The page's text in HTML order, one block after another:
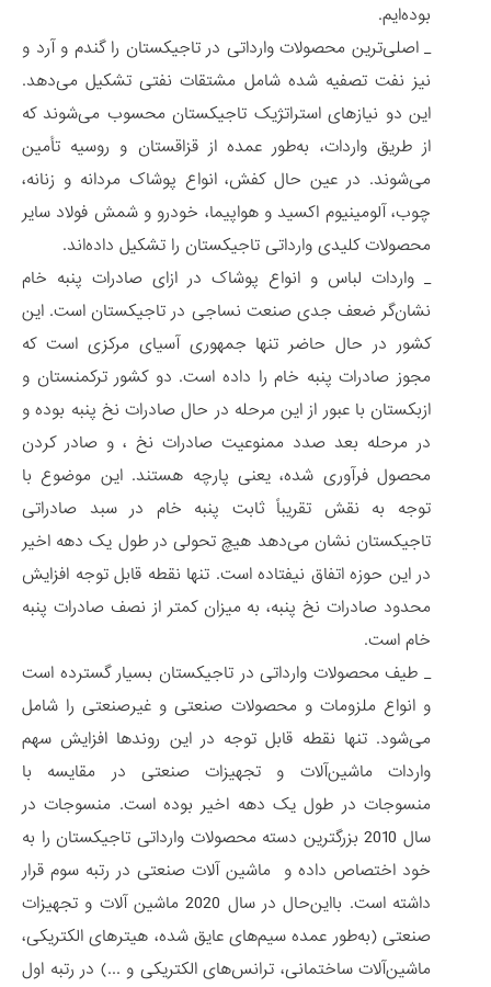
بوده‌ایم.
_ اصلی‌ترین محصولات وارداتی در تاجیکستان را گندم و آرد و
نیز نفت تصفیه شده شامل مشتقات نفتی تشکیل می‌دهد.
این دو نیازهای استراتژیک تاجیکستان محسوب می‌شوند که
از طریق واردات، به‌طور عمده از قزاقستان و روسیه تأمین
می‌شوند. در عین حال کفش، انواع پوشاک مردانه و زنانه،
چوب، آلومینیوم اکسید و هواپیما، خودرو و شمش فولاد سایر
محصولات کلیدی وارداتی تاجیکستان را تشکیل داده‌اند.
_ واردات لباس و انواع پوشاک در ازای صادرات پنبه خام
نشان‌گر ضعف جدی صنعت نساجی در تاجیکستان است. این
کشور در حال حاضر تنها جمهوری آسیای مرکزی است که
مجوز صادرات پنبه خام را داده است. دو کشور ترکمنستان و
ازبکستان با عبور از این مرحله در حال صادرات نخ پنبه بوده و
در مرحله بعد صدد ممنوعیت صادرات نخ ، و صادر کردن
محصول فرآوری شده، یعنی پارچه هستند. این موضوع با
توجه به نقش تقریباً ثابت پنبه خام در سبد صادراتی
تاجیکستان نشان می‌دهد هیچ تحولی در طول یک دهه اخیر
در این حوزه اتفاق نیفتاده است. تنها نقطه قابل توجه افزایش
محدود صادرات نخ پنبه، به میزان کمتر از نصف صادرات پنبه
خام است.
_ طیف محصولات وارداتی در تاجیکستان بسیار گسترده است
و انواع ملزومات و محصولات صنعتی و غیرصنعتی را شامل
می‌شود. تنها نقطه قابل توجه در این روندها افزایش سهم
واردات ماشین‌آلات و تجهیزات صنعتی در مقایسه با
منسوجات در طول یک دهه اخیر بوده است. منسوجات در
سال 2010 بزرگترین دسته محصولات وارداتی تاجیکستان را به
خود اختصاص داده و ماشین آلات صنعتی در رتبه سوم قرار
داشته است. بااین‌حال در سال 2020 ماشین آلات و تجهیزات
صنعتی (به‌طور عمده سیم‌های عایق شده، هیترهای الکتریکی،
ماشین‌آلات ساختمانی، ترانس‌های الکتریکی و ...) در رتبه اول